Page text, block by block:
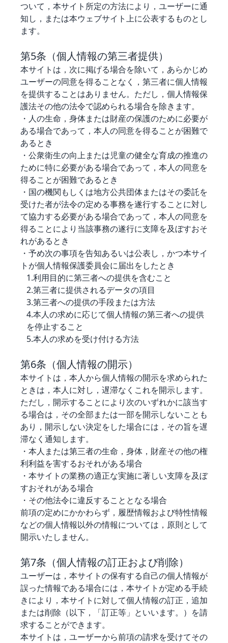
ついて，本サイト所定の方法により，ユーザーに通
知し，または本ウェブサイト上に公表するものとし
ます。
第5条（個人情報の第三者提供）
本サイトは，次に掲げる場合を除いて，あらかじめ
ユーザーの同意を得ることなく，第三者に個人情報
を提供することはありません。ただし，個人情報保
護法その他の法令で認められる場合を除きます。
・人の生命，身体または財産の保護のために必要が
ある場合であって，本人の同意を得ることが困難で
あるとき
・公衆衛生の向上または児童の健全な育成の推進の
ために特に必要がある場合であって，本人の同意を
得ることが困難であるとき
・国の機関もしくは地方公共団体またはその委託を
受けた者が法令の定める事務を遂行することに対し
て協力する必要がある場合であって，本人の同意を
得ることにより当該事務の遂行に支障を及ぼすおそ
れがあるとき
・予め次の事項を告知あるいは公表し，かつ本サイ
トが個人情報保護委員会に届出をしたとき
1.利用目的に第三者への提供を含むこと
2.第三者に提供されるデータの項目
3.第三者への提供の手段または方法
4.本人の求めに応じて個人情報の第三者への提供
を停止すること
5.本人の求めを受け付ける方法
第6条（個人情報の開示）
本サイトは，本人から個人情報の開示を求められた
ときは，本人に対し，遅滞なくこれを開示します。
ただし，開示することにより次のいずれかに該当す
る場合は，その全部または一部を開示しないことも
あり，開示しない決定をした場合には，その旨を遅
滞なく通知します。
・本人または第三者の生命，身体，財産その他の権
利利益を害するおそれがある場合
・本サイトの業務の適正な実施に著しい支障を及ぼ
すおそれがある場合
・その他法令に違反することとなる場合
前項の定めにかかわらず，履歴情報および特性情報
などの個人情報以外の情報については，原則として
開示いたしません。
第7条（個人情報の訂正および削除）
ユーザーは，本サイトの保有する自己の個人情報が
誤った情報である場合には，本サイトが定める手続
きにより，本サイトに対して個人情報の訂正，追加
または削除（以下，「訂正等」といいます。）を請
求することができます。
本サイトは，ユーザーから前項の請求を受けてその